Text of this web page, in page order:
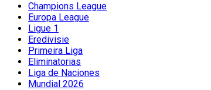
Champions League
Europa League
Ligue 1
Eredivisie
Primeira Liga
Eliminatorias
Liga de Naciones
Mundial 2026